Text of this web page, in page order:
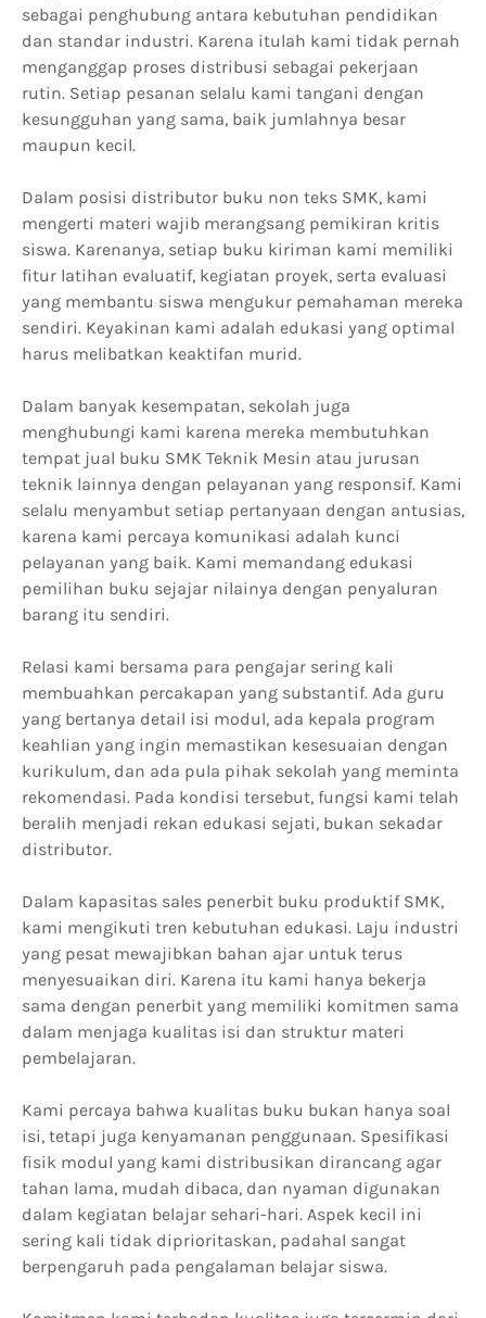
sebagai penghubung antara kebutuhan pendidikan
dan standar industri. Karena itulah kami tidak pernah
menganggap proses distribusi sebagai pekerjaan
rutin. Setiap pesanan selalu kami tangani dengan
kesungguhan yang sama, baik jumlahnya besar
maupun kecil.
Dalam posisi distributor buku non teks SMK, kami
mengerti materi wajib merangsang pemikiran kritis
siswa. Karenanya, setiap buku kiriman kami memiliki
fitur latihan evaluatif, kegiatan proyek, serta evaluasi
yang membantu siswa mengukur pemahaman mereka
sendiri. Keyakinan kami adalah edukasi yang optimal
harus melibatkan keaktifan murid.
Dalam banyak kesempatan, sekolah juga
menghubungi kami karena mereka membutuhkan
tempat jual buku SMK Teknik Mesin atau jurusan
teknik lainnya dengan pelayanan yang responsif. Kami
selalu menyambut setiap pertanyaan dengan antusias,
karena kami percaya komunikasi adalah kunci
pelayanan yang baik. Kami memandang edukasi
pemilihan buku sejajar nilainya dengan penyaluran
barang itu sendiri.
Relasi kami bersama para pengajar sering kali
membuahkan percakapan yang substantif. Ada guru
yang bertanya detail isi modul, ada kepala program
keahlian yang ingin memastikan kesesuaian dengan
kurikulum, dan ada pula pihak sekolah yang meminta
rekomendasi. Pada kondisi tersebut, fungsi kami telah
beralih menjadi rekan edukasi sejati, bukan sekadar
distributor.
Dalam kapasitas sales penerbit buku produktif SMK,
kami mengikuti tren kebutuhan edukasi. Laju industri
yang pesat mewajibkan bahan ajar untuk terus
menyesuaikan diri. Karena itu kami hanya bekerja
sama dengan penerbit yang memiliki komitmen sama
dalam menjaga kualitas isi dan struktur materi
pembelajaran.
Kami percaya bahwa kualitas buku bukan hanya soal
isi, tetapi juga kenyamanan penggunaan. Spesifikasi
fisik modul yang kami distribusikan dirancang agar
tahan lama, mudah dibaca, dan nyaman digunakan
dalam kegiatan belajar sehari-hari. Aspek kecil ini
sering kali tidak diprioritaskan, padahal sangat
berpengaruh pada pengalaman belajar siswa.